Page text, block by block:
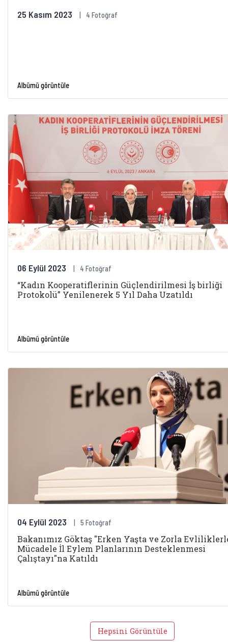
25 Kasım 2023 4 Fotoğraf
Albümü görüntüle
06 Eylül 2023 4 Fotoğraf
“Kadın Kooperatiflerinin Güçlendirilmesi İş birliği
Protokolü” Yenilenerek 5 Yıl Daha Uzatıldı
Albümü görüntüle
04 Eylül 2023 5 Fotoğraf
Bakanımız Göktaş "Erken Yaşta ve Zorla
Mücadele İl Eylem Planlarının Desteklenmesi
Çalıştayı"na Katıldı
Albümü görüntüle
Hepsini Görüntüle